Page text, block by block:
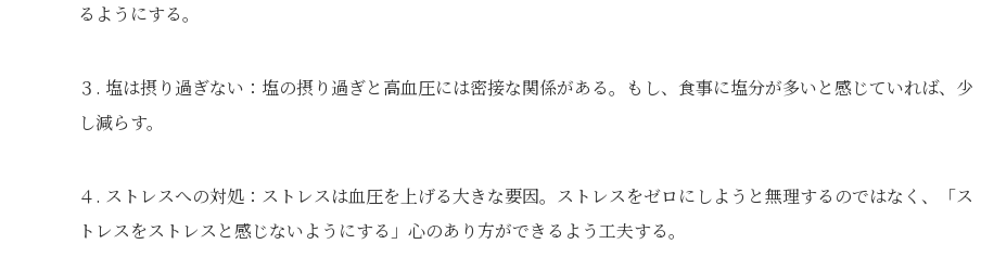
るようにする。
３. 塩は摂り過ぎない：塩の摂り過ぎと高血圧には密接な関係がある。もし、食事に塩分が多いと感じていれば、少
し減らす。
４. ストレスへの対処：ストレスは血圧を上げる大きな要因。ストレスをゼロにしようと無理するのではなく、「ス
トレスをストレスと感じないようにする」心のあり方ができるよう工夫する。